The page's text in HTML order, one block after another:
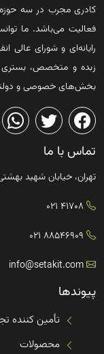
کادری مجرب در سه
فعالیت می‌باشد. ما
رایانه‌ای و شورای عالی
زبده و متخصص،
بخش‌های خصوصی و دولتی
تماس با ما
تهران، خیابان شهید بهشتی،
41708 021
88546909 021
info@setakit.com
پیوندها
تأمین کننده
محصولات